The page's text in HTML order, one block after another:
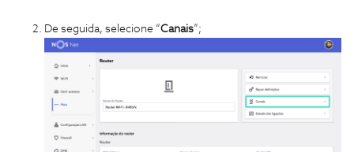
De seguida, selecione “Canais”;